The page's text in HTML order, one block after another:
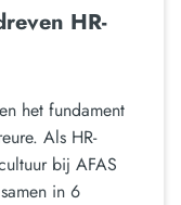
HR-
het fundament
Als HR-
bij AFAS
in 6